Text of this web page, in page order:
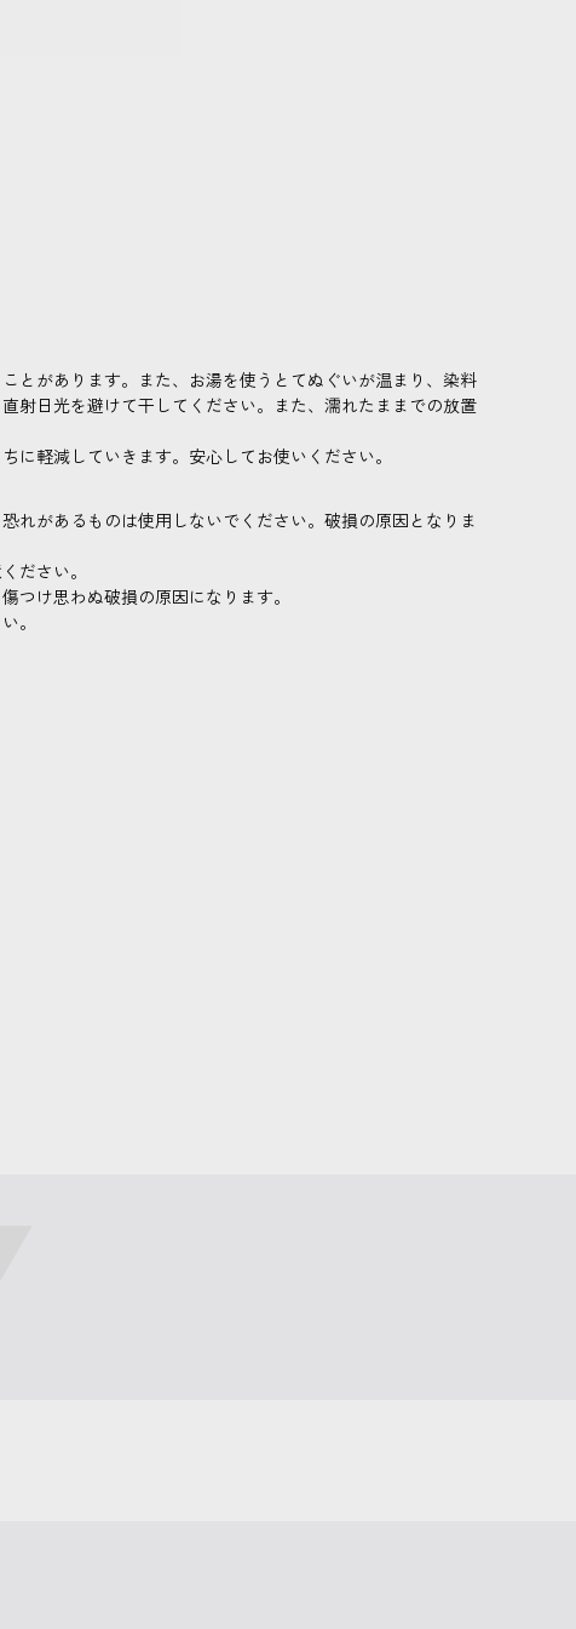
とがあります。また、お湯を使うとてぬぐいが温まり、染料
射日光を避けて干してください。また、濡れたままでの放置
に軽減していきます。安心してお使いください。
れがあるものは使用しないでください。破損の原因となりま
ださい。
つけ思わぬ破損の原因になります。
。